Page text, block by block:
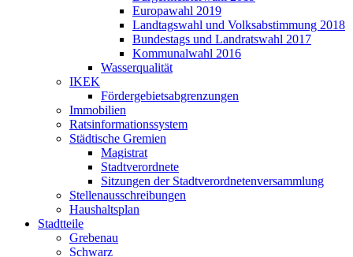
Europawahl 2019
Landtagswahl und Volksabstimmung 2018
Bundestags und Landratswahl 2017
Kommunalwahl 2016
Wasserqualität
IKEK
Fördergebietsabgrenzungen
Immobilien
Ratsinformationssystem
Städtische Gremien
Magistrat
Stadtverordnete
Sitzungen der Stadtverordnetenversammlung
Stellenausschreibungen
Haushaltsplan
Stadtteile
Grebenau
Schwarz